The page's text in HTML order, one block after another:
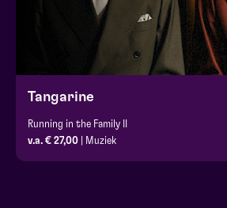
Tangarine
Running in the Family II
v.a. € 27,00 | Muziek